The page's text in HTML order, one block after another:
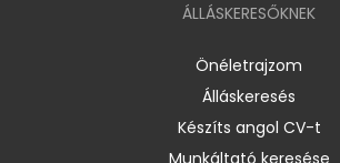
ÁLLÁSKERESŐKNEK
Önéletrajzom
Álláskeresés
Készíts angol CV-t
Munkáltató keresése